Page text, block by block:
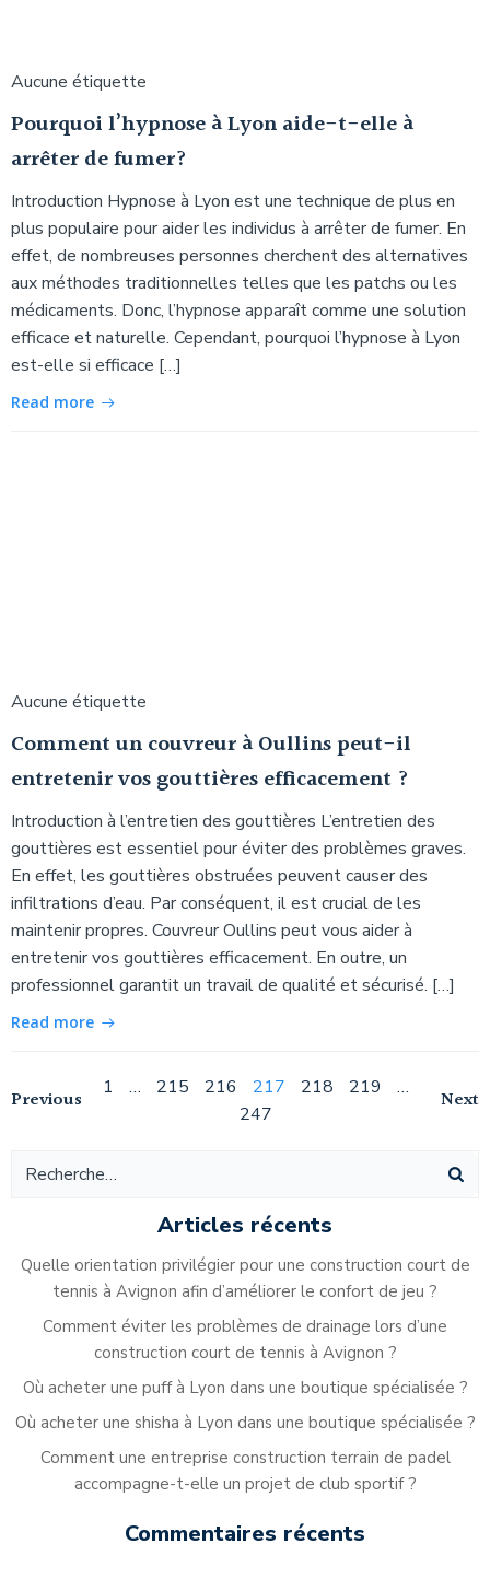
Aucune étiquette
Pourquoi l’hypnose à Lyon aide-t-elle à
arrêter de fumer?
Introduction Hypnose à Lyon est une technique de plus en
plus populaire pour aider les individus à arrêter de fumer. En
effet, de nombreuses personnes cherchent des alternatives
aux méthodes traditionnelles telles que les patchs ou les
médicaments. Donc, l’hypnose apparaît comme une solution
efficace et naturelle. Cependant, pourquoi l’hypnose à Lyon
est-elle si efficace […]
Read more
Aucune étiquette
Comment un couvreur à Oullins peut-il
entretenir vos gouttières efficacement ?
Introduction à l’entretien des gouttières L’entretien des
gouttières est essentiel pour éviter des problèmes graves.
En effet, les gouttières obstruées peuvent causer des
infiltrations d’eau. Par conséquent, il est crucial de les
maintenir propres. Couvreur Oullins peut vous aider à
entretenir vos gouttières efficacement. En outre, un
professionnel garantit un travail de qualité et sécurisé. […]
Read more
Navigation
des
articles
Previous Navigation
des
articles
Page
1 … Page
215 Page
216 Page
217 Page
218 Page
219 …
247
Next
Articles récents
Quelle orientation privilégier pour une construction court de
tennis à Avignon afin d’améliorer le confort de jeu ?
Comment éviter les problèmes de drainage lors d’une
construction court de tennis à Avignon ?
Où acheter une puff à Lyon dans une boutique spécialisée ?
Où acheter une shisha à Lyon dans une boutique spécialisée ?
Comment une entreprise construction terrain de padel
accompagne-t-elle un projet de club sportif ?
Commentaires récents